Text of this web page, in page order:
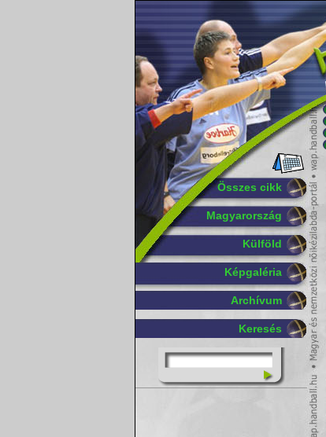
Összes cikk
Magyarország
Külföld
Képgaléria
Archívum
Keresés